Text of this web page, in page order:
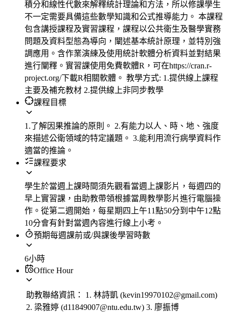
積分和線性代數來解釋統計理論和方法，所以修課學生
不一定需要具備這些數學知識和公式推導能力。 本課程
包含講授課程及實習課程，課程以公共衛生及醫學實務
問題及資料型態為導向，闡述基本統計原理，並特別強
調應用。含作業演練及使用統計軟體分析資料並對結果
進行闡釋。實習課使用免費軟體R，可在https://cran.r-
project.org/下載R相關軟體。 教學方式: 1.提供線上課程
主要及補充教材 2.提供線上非同步教學
課程目標
1.了解因果推論的原則。 2.有能力以人、時、地、強度
來描述公衛領域的特定議題。 3.能利用流行病學資料作
適當的推論。
課程要求
學生於當週上課時間須先觀看當週上課影片，每週四的
早上實習課，由助教帶領根據當周教學影片進行電腦操
作。從第二週開始，每星期四上午11點50分到中午12點
10分會有針對當週內容進行線上小考。
預期每週課前或/與課後學習時數
6小時
Office Hour
助教聯絡資訊： 1. 林詩凱 (kevin19970102@gmail.com)
2. 梁雅婷 (d11849007@ntu.edu.tw) 3. 廖振博